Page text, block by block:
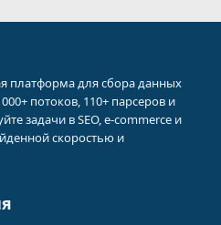
платформа для сбора данных
потоков, 110+ парсеров и
задачи в SEO, e-commerce и
скоростью и